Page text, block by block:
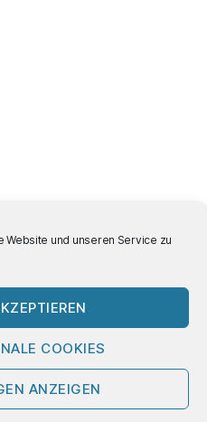
und unseren Service zu
COOKIES
ANZEIGEN
Nach oben↑